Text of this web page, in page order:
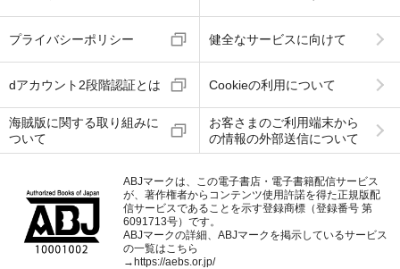
プライバシーポリシー 健全なサービスに向けて
dアカウント2段階認証とは Cookieの利用について
海賊版に関する取り組みに
ついて
お客さまのご利用端末から
の情報の外部送信について
ABJマークは、この電子書店・電子書籍配信サービス
が、著作権者からコンテンツ使用許諾を得た正規版配
信サービスであることを示す登録商標（登録番号 第
6091713号）です。
ABJマークの詳細、ABJマークを掲示しているサービス
の一覧はこちら
→https://aebs.or.jp/